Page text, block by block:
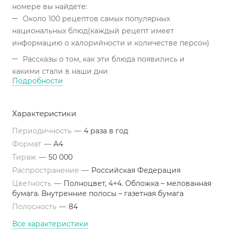
номере вы найдете:
Около 100 рецептов самых популярных
национальных блюд(каждый рецепт имеет
информацию о калорийности и количестве персон)
Рассказы о том, как эти блюда появились и
какими стали в наши дни
Советы по приготовлению
Подробности выбора посуды для приготовления
и подачи национальных блюд
Подробности
Характеристики
Периодичность — 4 раза в год
Формат — A4
Тираж — 50 000
Распространение — Российская Федерация
Цветность — Полноцвет, 4+4. Обложка – мелованная
бумага. Внутренние полосы – газетная бумага
Полосность — 84
Все характеристики